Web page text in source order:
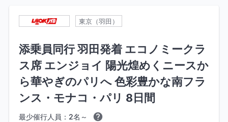
東京（羽田）
添乗員同行 羽田発着 エコノミークラ
ス席 エンジョイ 陽光煌めくニースか
ら華やぎのパリへ 色彩豊かな南フラ
ンス・モナコ・パリ 8日間
最少催行人員：2名～